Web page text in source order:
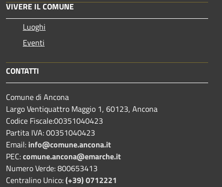
VIVERE IL COMUNE
Luoghi
Eventi
CONTATTI
Comune di Ancona
Largo Ventiquattro Maggio 1, 60123, Ancona
Codice Fiscale:00351040423
Partita IVA: 00351040423
Email: info@comune.ancona.it
PEC:comune.ancona@emarche.it
Numero Verde: 800653413
Centralino Unico:(+39) 0712221